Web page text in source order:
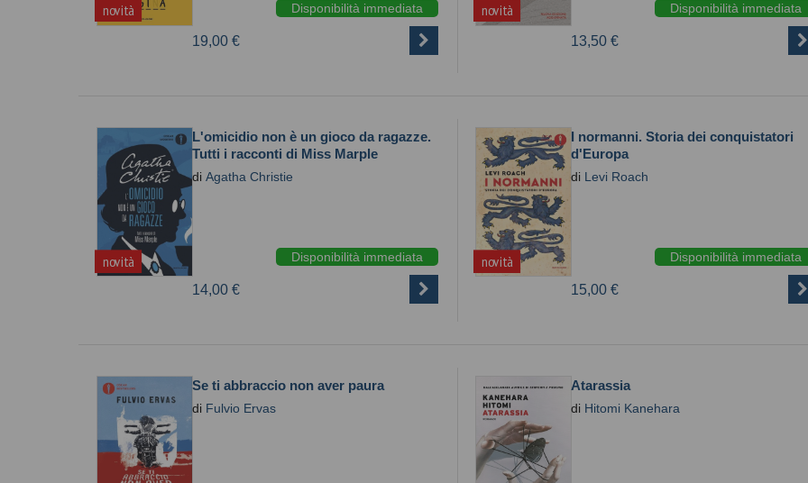
novità Disponibilità immediata
19,00 €
novità Disponibilità immediata
13,50 €
novità
L'omicidio non è un gioco da ragazze.
Tutti i racconti di Miss Marple
di Agatha Christie
Disponibilità immediata
14,00 €
novità
I normanni. Storia dei conquistatori
d'Europa
di Levi Roach
Disponibilità immediata
15,00 €
Se ti abbraccio non aver paura
di Fulvio Ervas
Atarassia
di Hitomi Kanehara